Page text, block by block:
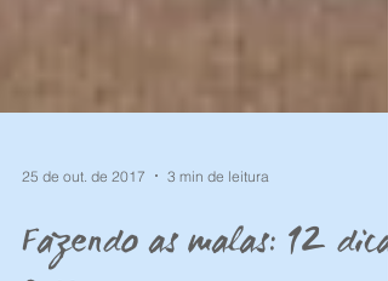
25 de out. de 2017 3 min de leitura